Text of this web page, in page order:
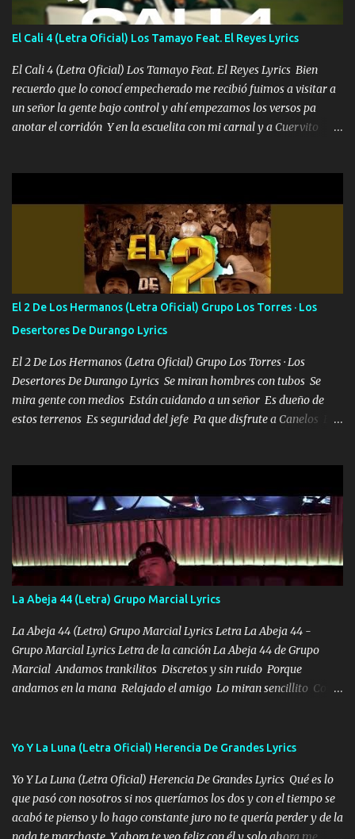
de este León los estatales no sé esperaron Al tiro esta la PrimiZa
también la nueve que cargo al lado doy la mano al que su amigo y
al traicionero damos pa abajo Y No me paran aquí hay pa más
pues hay charola les voy a dar hasta topar pues no hay de otra...
El Cali 4 (Letra Oficial) Los Tamayo Feat. El Reyes Lyrics
El Cali 4 (Letra Oficial) Los Tamayo Feat. El Reyes Lyrics Bien
recuerdo que lo conocí empecherado me recibió fuimos a visitar a
un señor la gente bajo control y ahí empezamos los versos pa
anotar el corridón Y en la escuelita con mi carnal y a Cuervito
camisa es color Verde y peleam0s la Bandera por todita a la ciudad
con los drones patrullando la Frontera De Tijuana Bulevares
Bellas Artes me ve en las blancas ya hace falta mi APA FLACO
verde se le extraña pa que sepan Aquí Pura GENTE DE LA RANA 🐸
POR CLAVE ES EL CALI 4 EN LA CIUDAD TIJUANA Música Al
tirante andamos mi carnal atento a cualquier necesidad no porque
se ve limpio el camino nos confiamos al andar y nunca con la
misma piedra me vuelvo a tropezar Cuando ando de enamorado
en corto me tiró a per...
El 2 De Los Hermanos (Letra Oficial) Grupo Los Torres · Los
Desertores De Durango Lyrics
El 2 De Los Hermanos (Letra Oficial) Grupo Los Torres · Los
Desertores De Durango Lyrics Se miran hombres con tubos Se
mira gente con medios Están cuidando a un señor Es dueño de
estos terrenos Es seguridad del jefe Pa que disfrute a Canelos Es
ni tampoco las mujeres porque es platica de grandes por eso hay
que estar alegres doy las instrucciones para atender los deberes
Música Si es que salta algún problema de confianza tengo gente
ahí está el Hombre Cuarenta y también Pariente 7 arreglan
cualquier problema no más es cuestión que ordené NOS HACE
FALTA UN HERMANO DE CLAVE ERA EL 24 SIEMPRE FUE UN
HOMBRE VALIENTE POR ALGO M'URIÓ PELEAND0 SIEMPRE
VIO POR LA FAMILIA PARA QUE SIGA EL LEGADO Es el DOS de
los HERMANOS un cerebro inteligente y com...
La Abeja 44 (Letra) Grupo Marcial Lyrics
La Abeja 44 (Letra) Grupo Marcial Lyrics Letra La Abeja 44 -
Grupo Marcial Lyrics Letra de la canción La Abeja 44 de Grupo
Marcial Andamos trankilitos Discretos y sin ruido Porque
andamos en la mana Relajado el amigo Lo miran sencillito Con
diamante lo que me cuelgan en el cuello (Chorus) Y cuando
Un gallardo me prendo Para agarrar el vuelo y la mente y
tranquilizando Tomense un buen trago Y así es como empezamos
los versos que voy cantando (Music) A vido alta y bajas La carreta
Yo Y La Luna (Letra Oficial) Herencia De Grandes Lyrics
Yo Y La Luna (Letra Oficial) Herencia De Grandes Lyrics Qué es lo
que pasó con nosotros si nos queríamos los dos y con el tiempo se
acabó te pienso y lo hago constante juro no te quería perder y de la